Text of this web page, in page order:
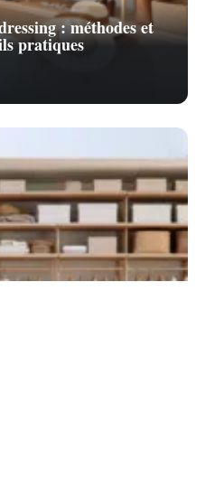
: méthodes et
pratiques